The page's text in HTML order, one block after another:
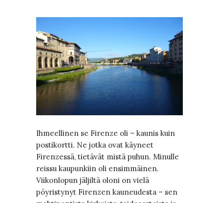
Ihmeellinen se Firenze oli – kaunis kuin
postikortti. Ne jotka ovat käyneet
Firenzessä, tietävät mistä puhun. Minulle
reissu kaupunkiin oli ensimmäinen.
Viikonlopun jäljiltä oloni on vielä
pöyristynyt Firenzen kauneudesta – sen